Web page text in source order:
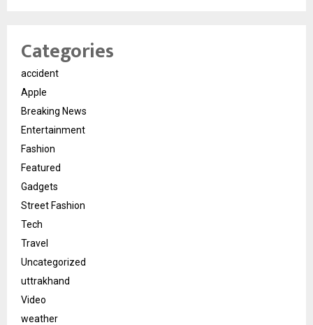
Categories
accident
Apple
Breaking News
Entertainment
Fashion
Featured
Gadgets
Street Fashion
Tech
Travel
Uncategorized
uttrakhand
Video
weather